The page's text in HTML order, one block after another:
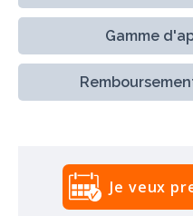
Gamme
Je veux